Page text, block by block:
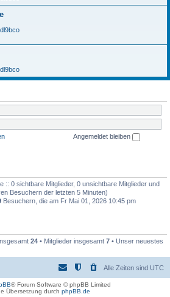
dl9bco
dl9bco
Angemeldet bleiben
:: 0 sichtbare Mitglieder, 0 unsichtbare Mitglieder und
Besuchern der letzten 5 Minuten)
Besuchern, die am Fr Mai 01, 2026 10:45 pm
24 • Mitglieder insgesamt 7 • Unser neuestes
Alle Zeiten sind UTC
® Forum Software © phpBB Limited
Übersetzung durch phpBB.de